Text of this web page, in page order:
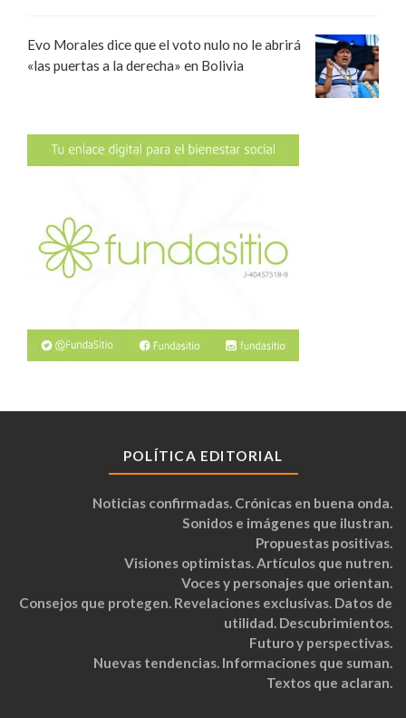
Evo Morales dice que el voto nulo no le abrirá
«las puertas a la derecha» en Bolivia
POLÍTICA EDITORIAL
Noticias confirmadas. Crónicas en buena onda.
Sonidos e imágenes que ilustran.
Propuestas positivas.
Visiones optimistas. Artículos que nutren.
Voces y personajes que orientan.
Consejos que protegen. Revelaciones exclusivas. Datos de
utilidad. Descubrimientos.
Futuro y perspectivas.
Nuevas tendencias. Informaciones que suman.
Textos que aclaran.